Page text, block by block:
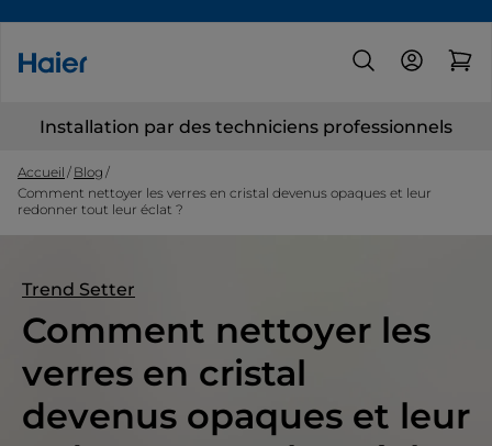
Installation par des techniciens professionnels
Accueil
Blog
Comment nettoyer les verres en cristal devenus opaques et leur
redonner tout leur éclat ?
Trend Setter
Comment nettoyer les
verres en cristal
devenus opaques et leur